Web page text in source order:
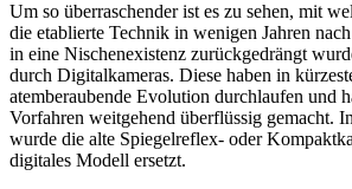
Um so überraschender ist es zu sehen, mit
die etablierte Technik in wenigen Jahren
in eine Nischenexistenz zurückgedrängt
durch Digitalkameras. Diese haben in
atemberaubende Evolution durchlaufen und
Vorfahren weitgehend überflüssig gemacht.
wurde die alte Spiegelreflex- oder
digitales Modell ersetzt.